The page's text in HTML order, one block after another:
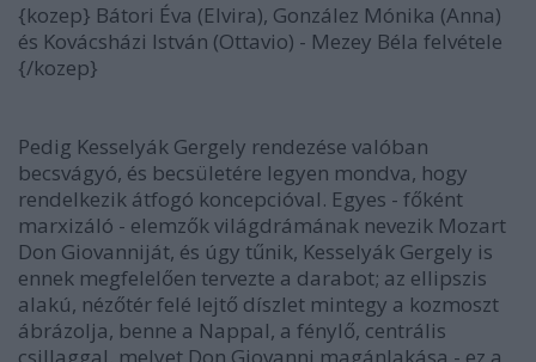
{kozep} Bátori Éva (Elvira), González Mónika (Anna)
és Kovácsházi István (Ottavio) - Mezey Béla felvétele
{/kozep}
Pedig Kesselyák Gergely rendezése valóban
becsvágyó, és becsületére legyen mondva, hogy
rendelkezik átfogó koncepcióval. Egyes - főként
marxizáló - elemzők világdrámának nevezik Mozart
Don Giovanniját, és úgy tűnik, Kesselyák Gergely is
ennek megfelelően tervezte a darabot; az ellipszis
alakú, nézőtér felé lejtő díszlet mintegy a kozmoszt
ábrázolja, benne a Nappal, a fénylő, centrális